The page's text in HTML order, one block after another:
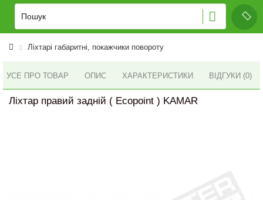
Ліхтарі габаритні, покажчики повороту
УСЕ ПРО ТОВАР ОПИС ХАРАКТЕРИСТИКИ ВІДГУКИ (0)
Ліхтар правий задній ( Ecopoint ) KAMAR